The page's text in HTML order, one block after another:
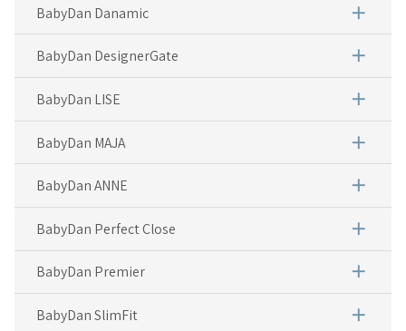
BabyDan Danamic add
BabyDan DesignerGate add
BabyDan LISE add
BabyDan MAJA add
BabyDan ANNE add
BabyDan Perfect Close add
BabyDan Premier add
BabyDan SlimFit add